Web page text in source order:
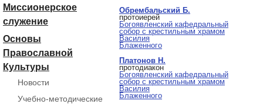
Миссионерское
служение
Основы
Православной
Культуры
Новости
Учебно-методические
Обрембальский Б.
протоиерей
Богоявленский кафедральный
собор с крестильным храмом
Василия
Блаженного
Платонов Н.
протодиакон
Богоявленский кафедральный
собор с крестильным храмом
Василия
Блаженного